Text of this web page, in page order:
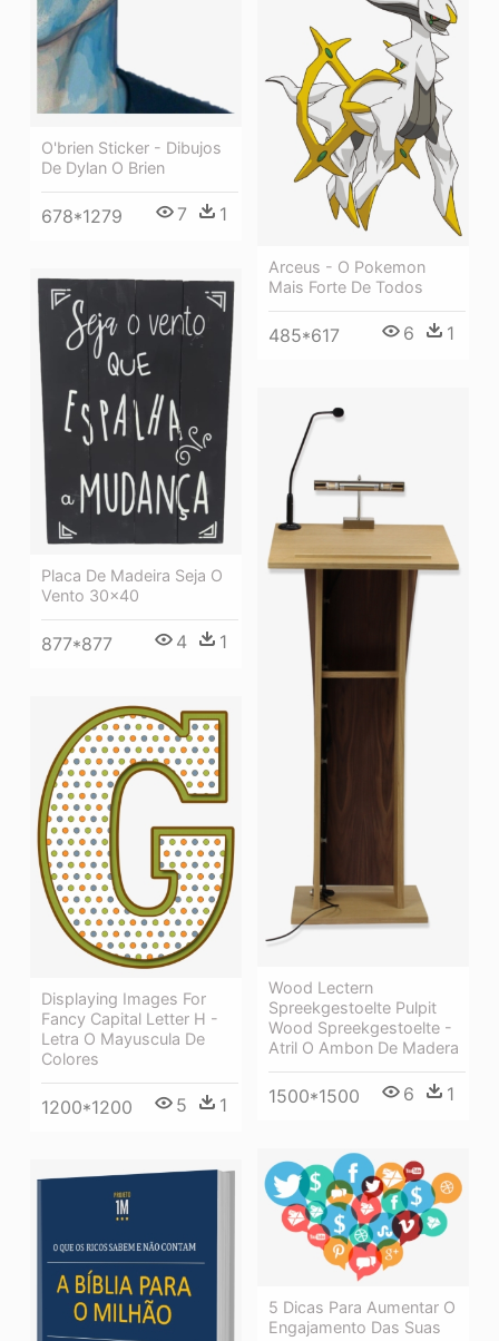
O'brien Sticker - Dibujos
De Dylan O Brien
678*1279 7 1
Arceus - O Pokemon
Mais Forte De Todos
485*617 6 1
Placa De Madeira Seja O
Vento 30x40
877*877 4 1
Wood Lectern
Spreekgestoelte Pulpit
Wood Spreekgestoelte -
Atril O Ambon De Madera
1500*1500 6 1
Displaying Images For
Fancy Capital Letter H -
Letra O Mayuscula De
Colores
1200*1200 5 1
5 Dicas Para Aumentar O
Engajamento Das Suas